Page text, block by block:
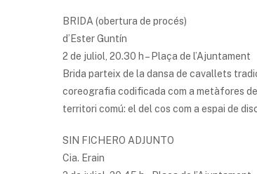
BRIDA (obertura de procés)
d’Ester Guntín
2 de juliol, 20.30 h – Plaça de l’Ajuntament
Brida parteix de la dansa de cavallets
coreografia codificada com a metàfores
territori comú: el del cos com a espai de
SIN FICHERO ADJUNTO
Cia. Erain